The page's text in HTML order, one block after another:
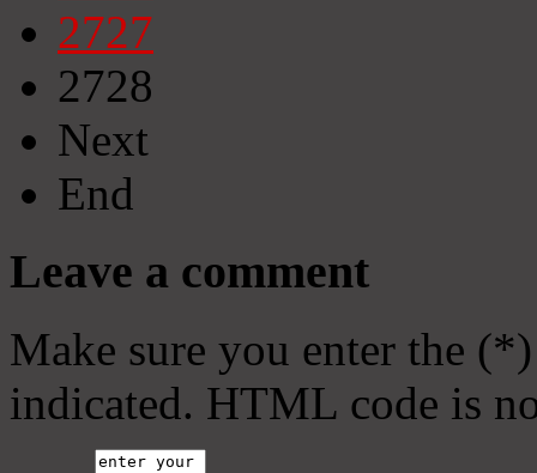
2727
2728
Next
End
Leave a comment
Make sure you enter the
indicated. HTML code is